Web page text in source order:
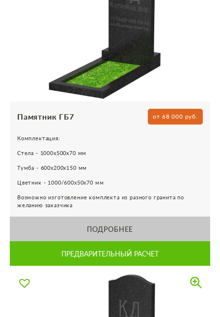
Памятник ГБ7 от 68 000 руб.
Комплектация:
Стела - 1000х500х70 мм
Тумба - 600х200х150 мм
Цветник - 1000/600х50х70 мм
Возможно изготовление комплекта из разного гранита по
желанию заказчика
ПОДРОБНЕЕ
ПРЕДВАРИТЕЛЬНЫЙ РАСЧЕТ